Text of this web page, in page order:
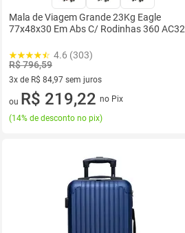
Mala de Viagem Grande 23Kg Eagle
77x48x30 Em Abs C/ Rodinhas 360 AC32
4.6 (303)
R$ 796,59
3x de R$ 84,97 sem juros
3 vez de R$ 84,97 sem juros
ou R$ 219,22 no Pix
(14% de desconto no pix)